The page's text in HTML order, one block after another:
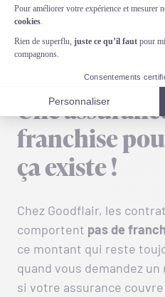
traitement efficace.
seront pas couverts par
Une
franchise
ça existe !
Chez Goodflair, les
comportent pas de
ce montant qui reste
quand vous demandez
si votre assurance